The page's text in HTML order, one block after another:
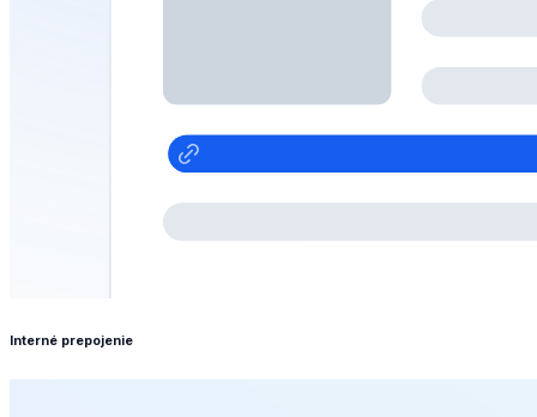
Interné prepojenie